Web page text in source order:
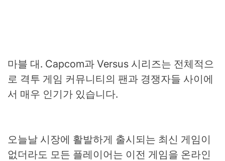
마블 대. Capcom과 Versus 시리즈는 전체적으
로 격투 게임 커뮤니티의 팬과 경쟁자들 사이에
서 매우 인기가 있습니다.
오늘날 시장에 활발하게 출시되는 최신 게임이
없더라도 모든 플레이어는 이전 게임을 온라인